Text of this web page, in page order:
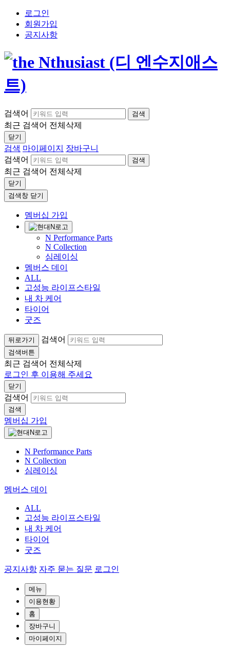
로그인
회원가입
공지사항
검색어 검색
최근 검색어 전체삭제
닫기
검색 마이페이지
장바구니
검색어
검색
최근 검색어 전체삭제
닫기
검색창 닫기
멤버십 가입
N Performance Parts
N Collection
심레이싱
멤버스 데이
ALL
고성능 라이프스타일
내 차 케어
타이어
굿즈
뒤로가기 검색어
검색버튼
최근 검색어 전체삭제
로그인 후 이용해 주세요
닫기
검색어
검색
멤버십 가입
N Performance Parts
N Collection
심레이싱
멤버스 데이
ALL
고성능 라이프스타일
내 차 케어
타이어
굿즈
공지사항 자주 묻는 질문 로그인
메뉴
이용현황
홈
장바구니
마이페이지